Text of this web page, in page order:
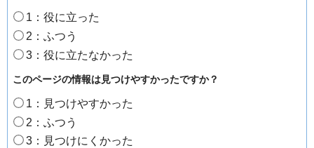
1：役に立った
2：ふつう
3：役に立たなかった
このページの情報は見つけやすかったですか？
1：見つけやすかった
2：ふつう
3：見つけにくかった